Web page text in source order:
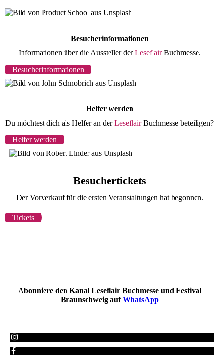
Besucherinformationen
Informationen über die Aussteller derLeseflairBuchmesse.
Besucherinformationen
Helfer werden
Du möchtest dich als Helfer an derLeseflairBuchmesse beteiligen?
Helfer werden
Besuchertickets
Der Vorverkauf für die ersten Veranstaltungen hat begonnen.
Tickets
Abonniere den Kanal Leseflair Buchmesse und Festival
Braunschweig aufWhatsApp